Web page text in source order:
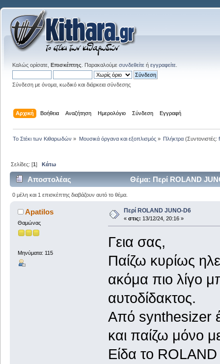
Καλώς ορίσατε, Επισκέπτης . Παρακαλούμε συνδεθείτε ή εγγραφείτε
Σύνδεση με όνομα, κωδικό και διάρκεια σύνδεσης
Αρχική Βοήθεια Αναζήτηση Ημερολόγιο Σύνδεση Εγγραφή
Το Στέκι των Κιθαρωδών » Μουσικά όργανα και εξοπλισμός» Πλήκτρα(Συντονιστές:
Σελίδες: [1]Κάτω
Αποστολέας Θέμα: Περί ROLAND
0 μέλη και 1 επισκέπτης διαβάζουν αυτό το θέμα.
Apatilos
Θαμώνας
Μηνύματα: 115
Περί ROLAND JUNO-D6
« στις: 13/12/24, 20:16 »
Γεια σας,
Παίζω κυρίως
ακόμα πιο λίγο
αυτοδίδακτος.
Από synthesizer
και παίζω μόνο
Είδα το